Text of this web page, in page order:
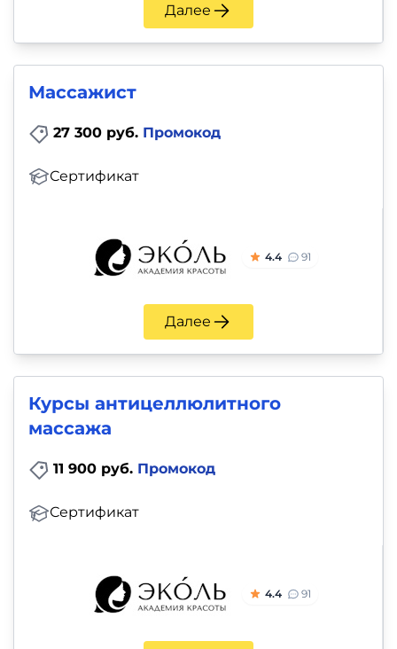
Далее
Массажист
27 300 руб. Промокод
Сертификат
4.4 91
Далее
Курсы антицеллюлитного
массажа
11 900 руб. Промокод
Сертификат
4.4 91